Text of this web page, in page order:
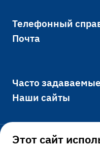
Телефонный
Почта
Часто
Наши сайты
Этот сайт